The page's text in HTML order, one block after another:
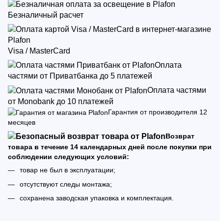
Безналичный расчет
Visa / MasterCard
Оплата
частями от Приватбанка до 5 платежей
Оплата частями
от Monobank до 10 платежей
Гарантия от производителя 12
месяцев
Возврат
товара в течение 14 календарных дней после покупки при
соблюдении следующих условий:
товар не был в эксплуатации;
отсутствуют следы монтажа;
сохранена заводская упаковка и комплектация.